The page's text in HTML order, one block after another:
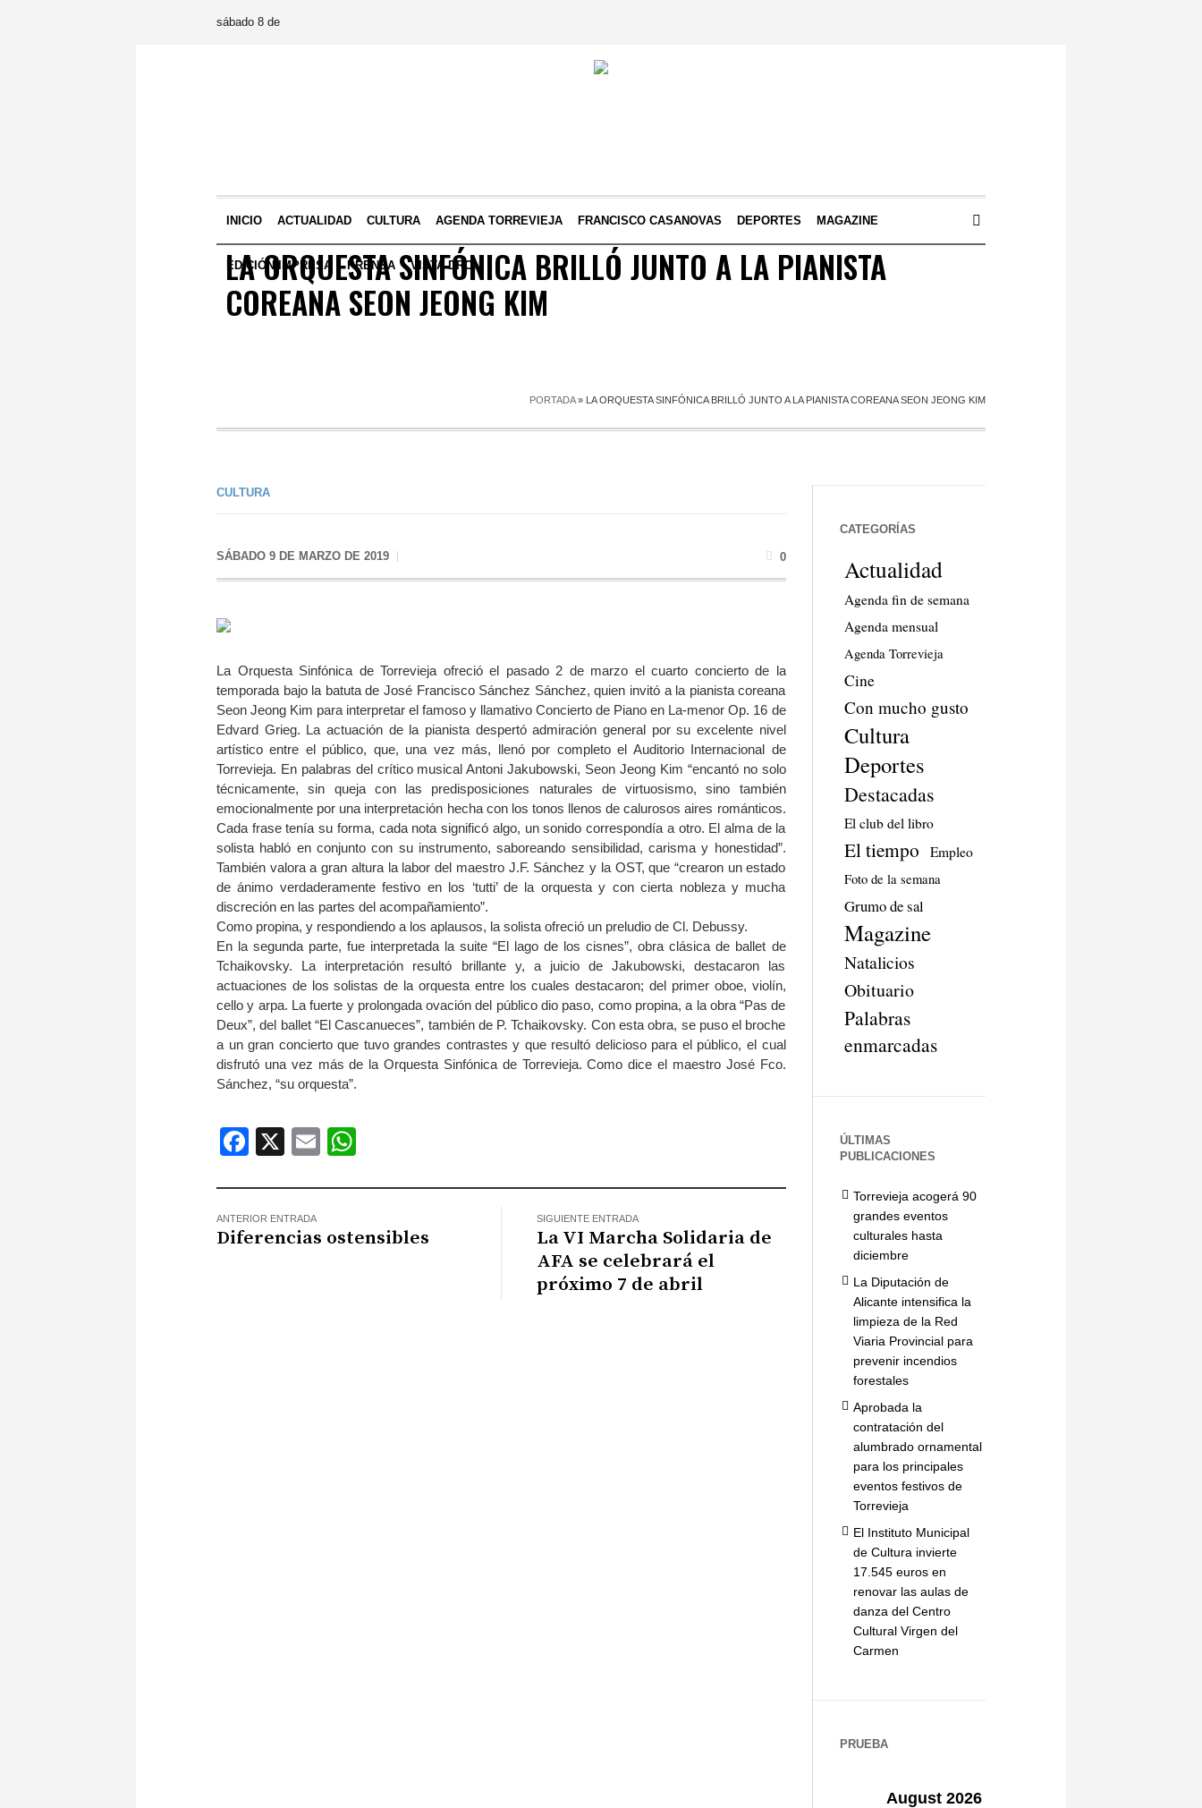
sábado 8 de
INICIO ACTUALIDAD CULTURA AGENDA TORREVIEJA FRANCISCO CASANOVAS DEPORTES MAGAZINE
EDICIÓN IMPRESA PRENSA VISTA DRON
LA ORQUESTA SINFÓNICA BRILLÓ JUNTO A LA PIANISTA
COREANA SEON JEONG KIM
PORTADA» LA ORQUESTA SINFÓNICA BRILLÓ JUNTO A LA PIANISTA COREANA SEON JEONG KIM
CULTURA
SÁBADO 9 DE MARZO DE 2019 0
La Orquesta Sinfónica de Torrevieja ofreció el pasado 2 de marzo el cuarto concierto de la
temporada bajo la batuta de José Francisco Sánchez Sánchez, quien invitó a la pianista coreana
Seon Jeong Kim para interpretar el famoso y llamativo Concierto de Piano en La-menor Op. 16 de
Edvard Grieg. La actuación de la pianista despertó admiración general por su excelente nivel
artístico entre el público, que, una vez más, llenó por completo el Auditorio Internacional de
Torrevieja. En palabras del crítico musical Antoni Jakubowski, Seon Jeong Kim “encantó no solo
técnicamente, sin queja con las predisposiciones naturales de virtuosismo, sino también
emocionalmente por una interpretación hecha con los tonos llenos de calurosos aires románticos.
Cada frase tenía su forma, cada nota significó algo, un sonido correspondía a otro. El alma de la
solista habló en conjunto con su instrumento, saboreando sensibilidad, carisma y honestidad”.
También valora a gran altura la labor del maestro J.F. Sánchez y la OST, que “crearon un estado
de ánimo verdaderamente festivo en los ‘tutti’ de la orquesta y con cierta nobleza y mucha
discreción en las partes del acompañamiento”.
Como propina, y respondiendo a los aplausos, la solista ofreció un preludio de Cl. Debussy.
En la segunda parte, fue interpretada la suite “El lago de los cisnes”, obra clásica de ballet de
Tchaikovsky. La interpretación resultó brillante y, a juicio de Jakubowski, destacaron las
actuaciones de los solistas de la orquesta entre los cuales destacaron; del primer oboe, violín,
cello y arpa. La fuerte y prolongada ovación del público dio paso, como propina, a la obra “Pas de
Deux”, del ballet “El Cascanueces”, también de P. Tchaikovsky. Con esta obra, se puso el broche
a un gran concierto que tuvo grandes contrastes y que resultó delicioso para el público, el cual
disfrutó una vez más de la Orquesta Sinfónica de Torrevieja. Como dice el maestro José Fco.
Sánchez, “su orquesta”.
Facebook
X Email
ANTERIOR ENTRADA
Diferencias ostensibles
SIGUIENTE ENTRADA
La VI Marcha Solidaria de
AFA se celebrará el
próximo 7 de abril
CATEGORÍAS
Actualidad
Agenda fin de semana
Agenda mensual
Agenda Torrevieja
Cine
Con mucho gusto
Cultura
Deportes
Destacadas
El club del libro
El tiempo Empleo
Foto de la semana
Grumo de sal
Magazine
Natalicios
Obituario
Palabras
enmarcadas
ÚLTIMAS
PUBLICACIONES
Torrevieja acogerá 90
grandes eventos
culturales hasta
diciembre
La Diputación de
Alicante intensifica la
limpieza de la Red
Viaria Provincial para
prevenir incendios
forestales
Aprobada la
contratación del
alumbrado ornamental
para los principales
eventos festivos de
Torrevieja
El Instituto Municipal
de Cultura invierte
17.545 euros en
renovar las aulas de
danza del Centro
Cultural Virgen del
Carmen
PRUEBA
August 2026